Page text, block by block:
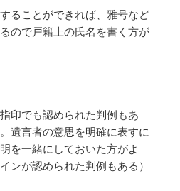
ることができれば、雅号など
ので戸籍上の氏名を書く方が
印でも認められた判例もあ
遺言者の意思を明確に表すに
を一緒にしておいた方がよ
ンが認められた判例もある）